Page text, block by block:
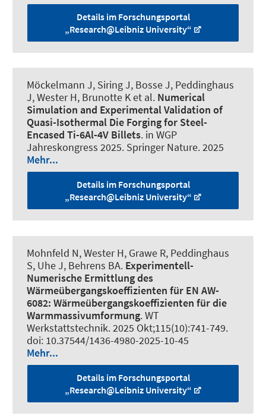
Details im Forschungsportal
„Research@Leibniz University“
Möckelmann J, Siring J, Bosse J, Peddinghaus
J, Wester H, Brunotte Ket al. Numerical
Simulation and Experimental Validation of
Quasi-Isothermal Die Forging for Steel-
Encased Ti-6Al-4V Billets. in WGP
Jahreskongress 2025. Springer Nature. 2025
Mehr...
Details im Forschungsportal
„Research@Leibniz University“
Mohnfeld N, Wester H, Grawe R, Peddinghaus
S, Uhe J, Behrens BA. Experimentell-
Numerische Ermittlung des
Wärmeübergangskoeffizienten für EN AW-
6082: Wärmeübergangskoeffizienten für die
Warmmassivumformung.WT
Werkstattstechnik. 2025 Okt;115(10):741-749.
doi: 10.37544/1436-4980-2025-10-45
Mehr...
Details im Forschungsportal
„Research@Leibniz University“